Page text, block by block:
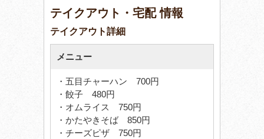
テイクアウト・宅配 情報
テイクアウト詳細
メニュー
・五目チャーハン 700円
・餃子 480円
・オムライス 750円
・かたやきそば 850円
・チーズピザ 750円